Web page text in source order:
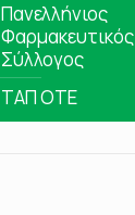
Πανελλήνιος
Φαρμακευτικός
Σύλλογος
ΤΑΠ ΟΤΕ